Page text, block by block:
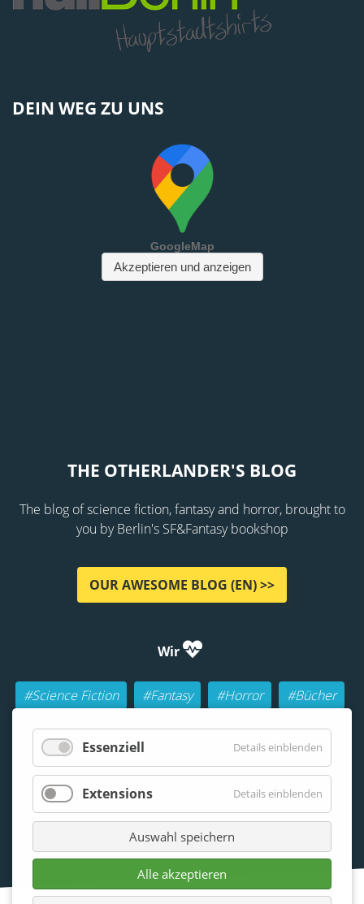
DEIN WEG ZU UNS
THE OTHERLANDER'S BLOG
The blog of science fiction, fantasy and horror, brought to
you by Berlin's SF&Fantasy bookshop
OUR AWESOME BLOG (EN) >>
Wir
#Science Fiction #Fantasy #Horror
#Bücher
#Autoren
#Buch-Geeks
#Rollenspiele (RPGs)
Essenziell Details einblenden
Extensions Details einblenden
Auswahl speichern
Alle akzeptieren